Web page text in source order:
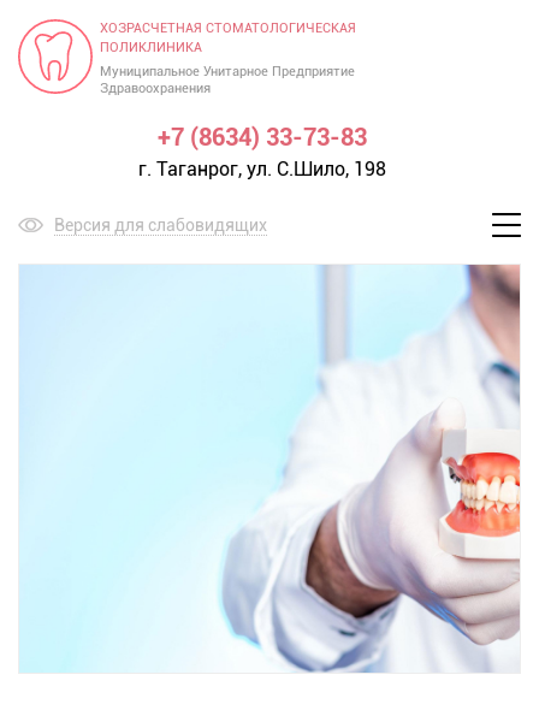
ХОЗРАСЧЕТНАЯ СТОМАТОЛОГИЧЕСКАЯ
ПОЛИКЛИНИКА
Муниципальное Унитарное Предприятие
Здравоохранения
+7 (8634) 33-73-83
г. Таганрог, ул. С.Шило, 198
Версия для слабовидящих Меню